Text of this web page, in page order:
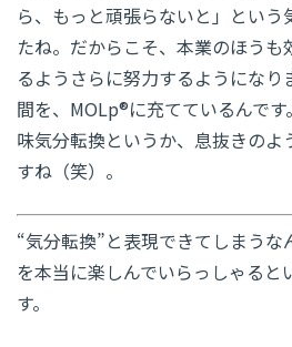
ら、もっと頑張らないと」という
たね。だからこそ、本業のほう
るようさらに努力するようにな
間を、MOLp®に充てているんで
味気分転換というか、息抜きのよ
すね（笑）。
“気分転換”と表現できてしまうな
を本当に楽しんでいらっしゃると
す。